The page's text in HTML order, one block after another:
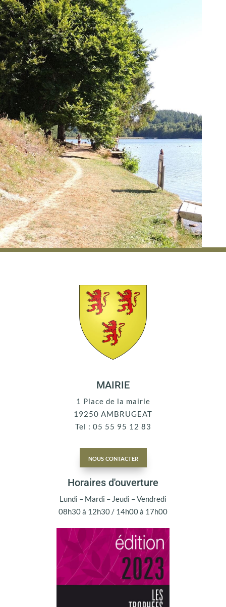
MAIRIE
1 Place de la mairie
19250 AMBRUGEAT
Tel : 05 55 95 12 83
nous contacter
Horaires d'ouverture
Lundi – Mardi – Jeudi – Vendredi
08h30 à 12h30 / 14h00 à 17h00